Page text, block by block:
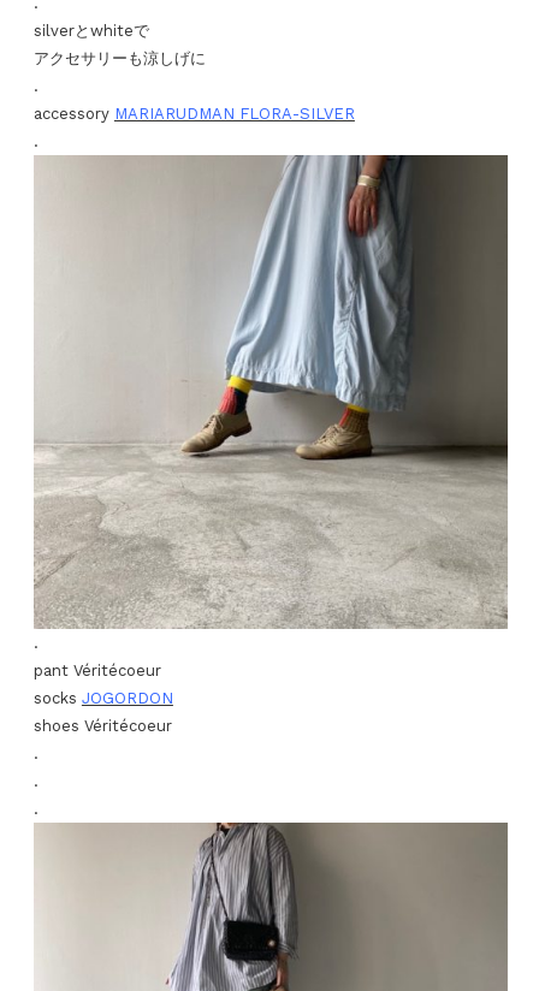
silverとwhiteで
アクセサリーも涼しげに
.
accessory MARIARUDMAN FLORA-SILVER
.
.
pant Véritécoeur
socks JOGORDON
shoes Véritécoeur
.
.
.